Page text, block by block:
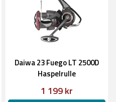
Daiwa 23 Fuego LT 2500D
Haspelrulle
1 199 kr